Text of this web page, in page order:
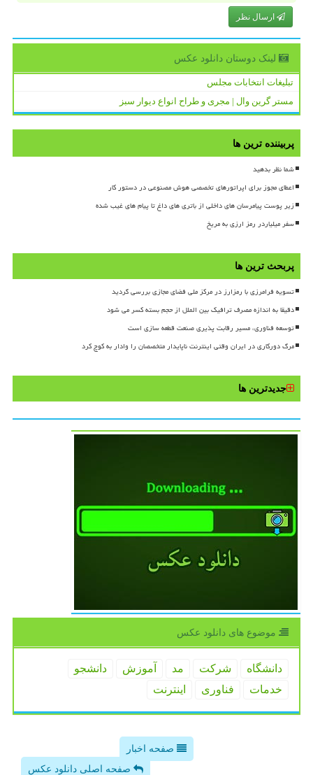
ارسال نظر
لینک دوستان دانلود عكس
تبلیغات انتخابات مجلس
مستر گرین وال | مجری و طراح انواع دیوار سبز
پربیننده ترین ها
شما نظر بدهید
اعطای مجوز برای اپراتورهای تخصصی هوش مصنوعی در دستور کار
زیر پوست پیامرسان های داخلی از باتری های داغ تا پیام های غیب شده
سفر میلیاردر رمز ارزی به مریخ
پربحث ترین ها
تسویه فرامرزی با رمزارز در مرکز ملی فضای مجازی بررسی گردید
دقیقا به اندازه مصرف ترافیک بین الملل از حجم بسته کسر می شود
توسعه فناوری، مسیر رقابت پذیری صنعت قطعه سازی است
مرگ دورکاری در ایران وقتی اینترنت ناپایدار متخصصان را وادار به کوچ کرد
جدیدترین ها
موضوع های دانلود عكس
دانشگاه شركت مد آموزش
دانشجو
خدمات
فناوری اینترنت
صفحه اخبار
صفحه اصلی دانلود عکس